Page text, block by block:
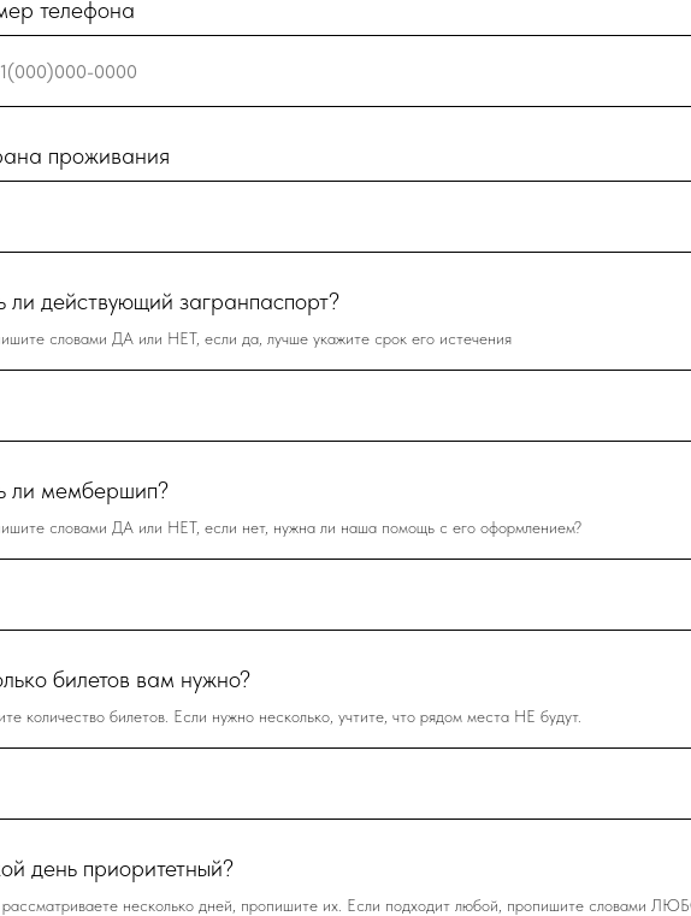
телефона
проживания
ли действующий загранпаспорт?
словами ДА или НЕТ, если да, лучше укажите срок его истечения
ли мембершип?
словами ДА или НЕТ, если нет, нужна ли наша помощь с его оформлением?
билетов вам нужно?
количество билетов. Если нужно несколько, учтите, что рядом места НЕ будут.
день приоритетный?
рассматриваете несколько дней, пропишите их. Если подходит любой, пропишите словами